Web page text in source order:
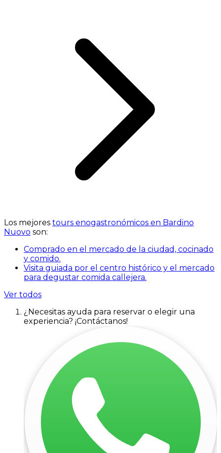
Los mejores tours enogastronómicos en Bardino
Nuovo son:
Comprado en el mercado de la ciudad, cocinado
y comido.
Visita guiada por el centro histórico y el mercado
para degustar comida callejera.
Ver todos
¿Necesitas ayuda para reservar o elegir una
experiencia? ¡Contáctanos!